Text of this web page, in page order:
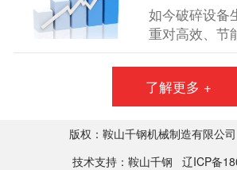
如今破碎设备
重对高效、节
生产。2013
了扩大内需，
地把扩大内需
期战略方针，
础作用和投资
了解更多 +
版权：鞍山千钢机械制造有限公司
技术支持：鞍山千钢
辽ICP备